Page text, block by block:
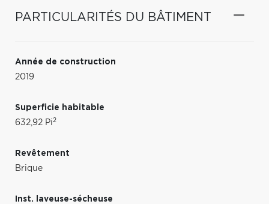
PARTICULARITÉS DU BÂTIMENT
Année de construction
2019
Superficie habitable
632,92 Pi2
Revêtement
Brique
Inst. laveuse-sécheuse